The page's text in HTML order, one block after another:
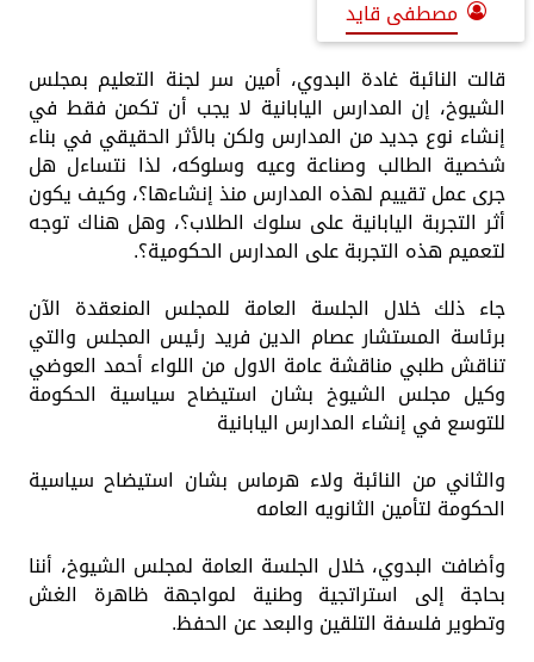
مصطفى قايد
قالت النائبة غادة البدوي، أمين سر لجنة التعليم بمجلس
الشيوخ، إن المدارس اليابانية لا يجب أن تكمن فقط في
إنشاء نوع جديد من المدارس ولكن بالأثر الحقيقي في بناء
شخصية الطالب وصناعة وعيه وسلوكه، لذا نتساءل هل
جرى عمل تقييم لهذه المدارس منذ إنشاءها؟، وكيف يكون
أثر التجربة اليابانية على سلوك الطلاب؟، وهل هناك توجه
لتعميم هذه التجربة على المدارس الحكومية؟.
جاء ذلك خلال الجلسة العامة للمجلس المنعقدة الآن
برئاسة المستشار عصام الدين فريد رئيس المجلس والتي
تناقش طلبي مناقشة عامة الاول من اللواء أحمد العوضي
وكيل مجلس الشيوخ بشان استيضاح سياسية الحكومة
للتوسع في إنشاء المدارس اليابانية
والثاني من النائبة ولاء هرماس بشان استيضاح سياسية
الحكومة لتأمين الثانويه العامه
وأضافت البدوي، خلال الجلسة العامة لمجلس الشيوخ، أننا
بحاجة إلى استراتجية وطنية لمواجهة ظاهرة الغش
وتطوير فلسفة التلقين والبعد عن الحفظ.